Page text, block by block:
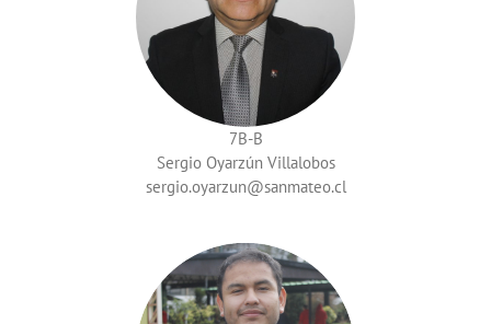
7B-B
Sergio Oyarzún Villalobos
sergio.oyarzun